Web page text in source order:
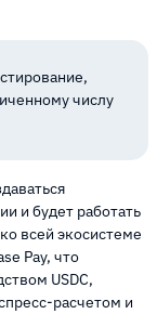
числу
и будет работать
всей экосистеме
Pay, что
USDC,
расчетом и